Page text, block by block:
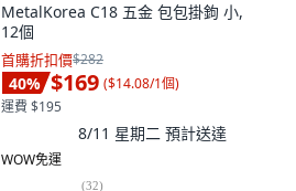
MetalKorea C18 五金 包包掛鉤 小,
12個
首購折扣價$282
40% $169 ($14.08/1個)
運費 $195
8/11 星期二 預計送達
WOW免運
(32)